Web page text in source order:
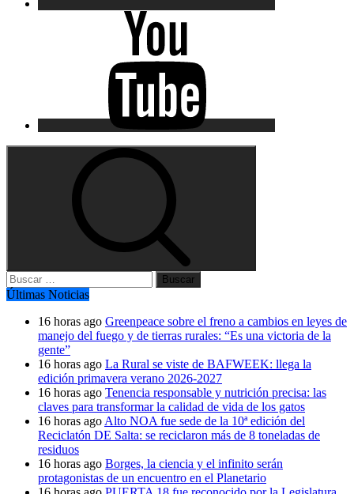
Buscar:
Últimas Noticias
16 horas ago Greenpeace sobre el freno a cambios en leyes de
manejo del fuego y de tierras rurales: “Es una victoria de la
gente”
16 horas ago La Rural se viste de BAFWEEK: llega la
edición primavera verano 2026-2027
16 horas ago Tenencia responsable y nutrición precisa: las
claves para transformar la calidad de vida de los gatos
16 horas ago Alto NOA fue sede de la 10ª edición del
Reciclatón DE Salta: se reciclaron más de 8 toneladas de
residuos
16 horas ago Borges, la ciencia y el infinito serán
protagonistas de un encuentro en el Planetario